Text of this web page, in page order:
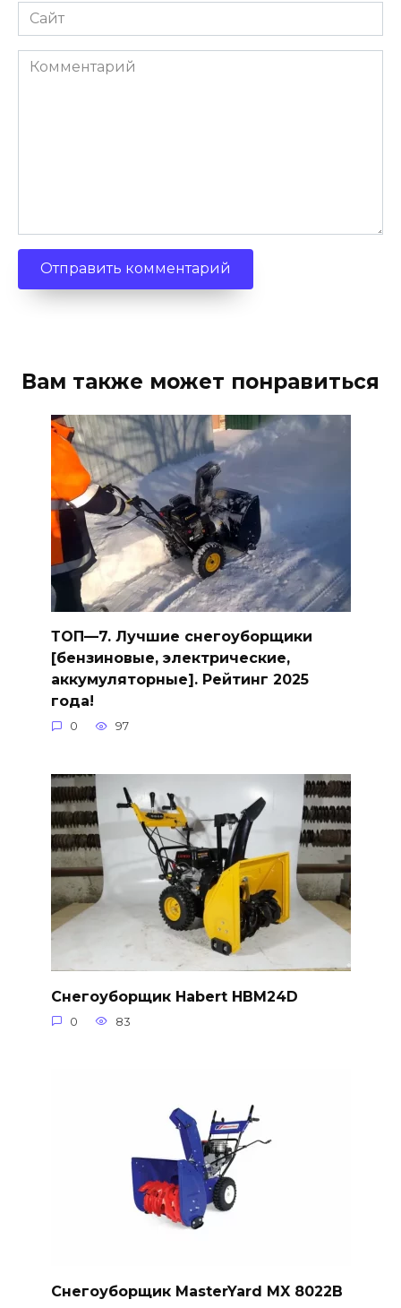
Сайт
Комментарий
Вам также может понравиться
ТОП—7. Лучшие снегоуборщики
[бензиновые, электрические,
аккумуляторные]. Рейтинг 2025
года!
0 97
Снегоуборщик Habert HBM24D
0 83
Снегоуборщик MasterYard MX 8022B